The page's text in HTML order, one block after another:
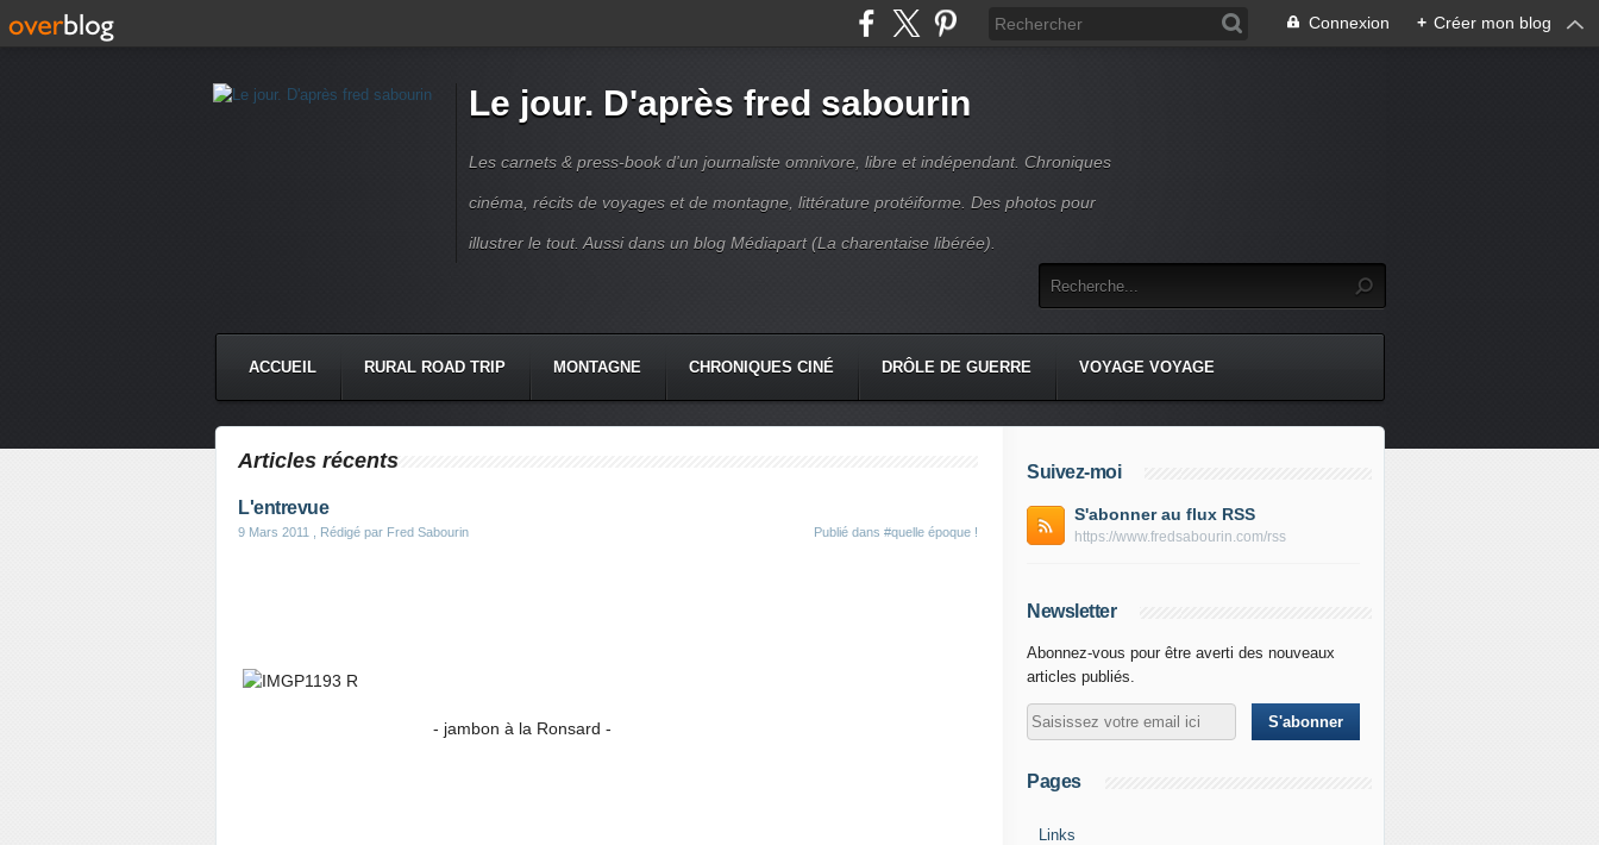
Connexion + Créer mon blog
Le jour. D'après fred sabourin
Les carnets & press-book d'un journaliste omnivore, libre et indépendant. Chroniques
cinéma, récits de voyages et de montagne, littérature protéiforme. Des photos pour
illustrer le tout. Aussi dans un blog Médiapart (La charentaise libérée).
ACCUEIL RURAL ROAD TRIP MONTAGNE CHRONIQUES CINÉ DRÔLE DE GUERRE VOYAGE VOYAGE
Articles récents
L'entrevue
9 Mars 2011 , Rédigé par Fred Sabourin Publié dans #quelle époque !
- jambon à la Ronsard -
Suivez-moi
S'abonner au flux RSS
https://www.fredsabourin.com/rss
Newsletter
Abonnez-vous pour être averti des nouveaux
articles publiés.
Pages
Links